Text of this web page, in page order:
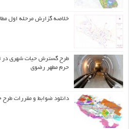
خلاصه گزارش مرحله اول
طرح گسترش حیات شهري در
حرم مطهر رضوي
دانلود ضوابط و مقررات طرح